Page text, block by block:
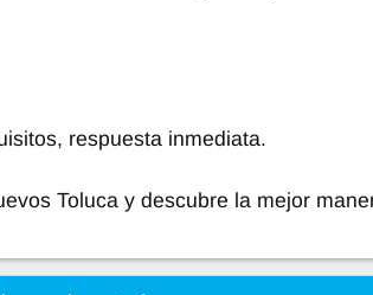
respuesta inmediata.
Toluca y descubre la mejor